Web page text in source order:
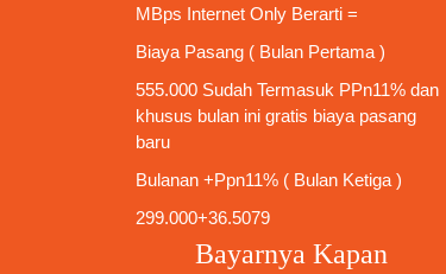
MBps Internet Only Berarti =
Biaya Pasang ( Bulan Pertama )
555.000 Sudah Termasuk PPn11% dan
khusus bulan ini gratis biaya pasang
baru
Bulanan +Ppn11% ( Bulan Ketiga )
299.000+36.5079
Bayarnya Kapan